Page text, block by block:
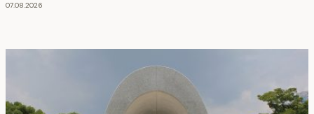
07.08.2026